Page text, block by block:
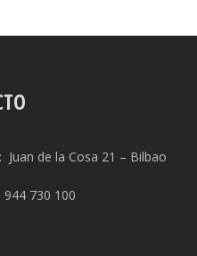
: Juan de la Cosa 21 – Bilbao
: 944 730 100